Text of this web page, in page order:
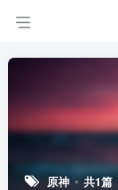
原神 共1篇